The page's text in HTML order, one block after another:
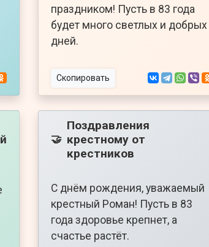
праздником! Пусть в 83 года
будет много светлых и добрых
дней.
Скопировать
🤝
Поздравления
крестному от
крестников
С днём рождения, уважаемый
крестный Роман! Пусть в 83
года здоровье крепнет, а
счастье растёт.